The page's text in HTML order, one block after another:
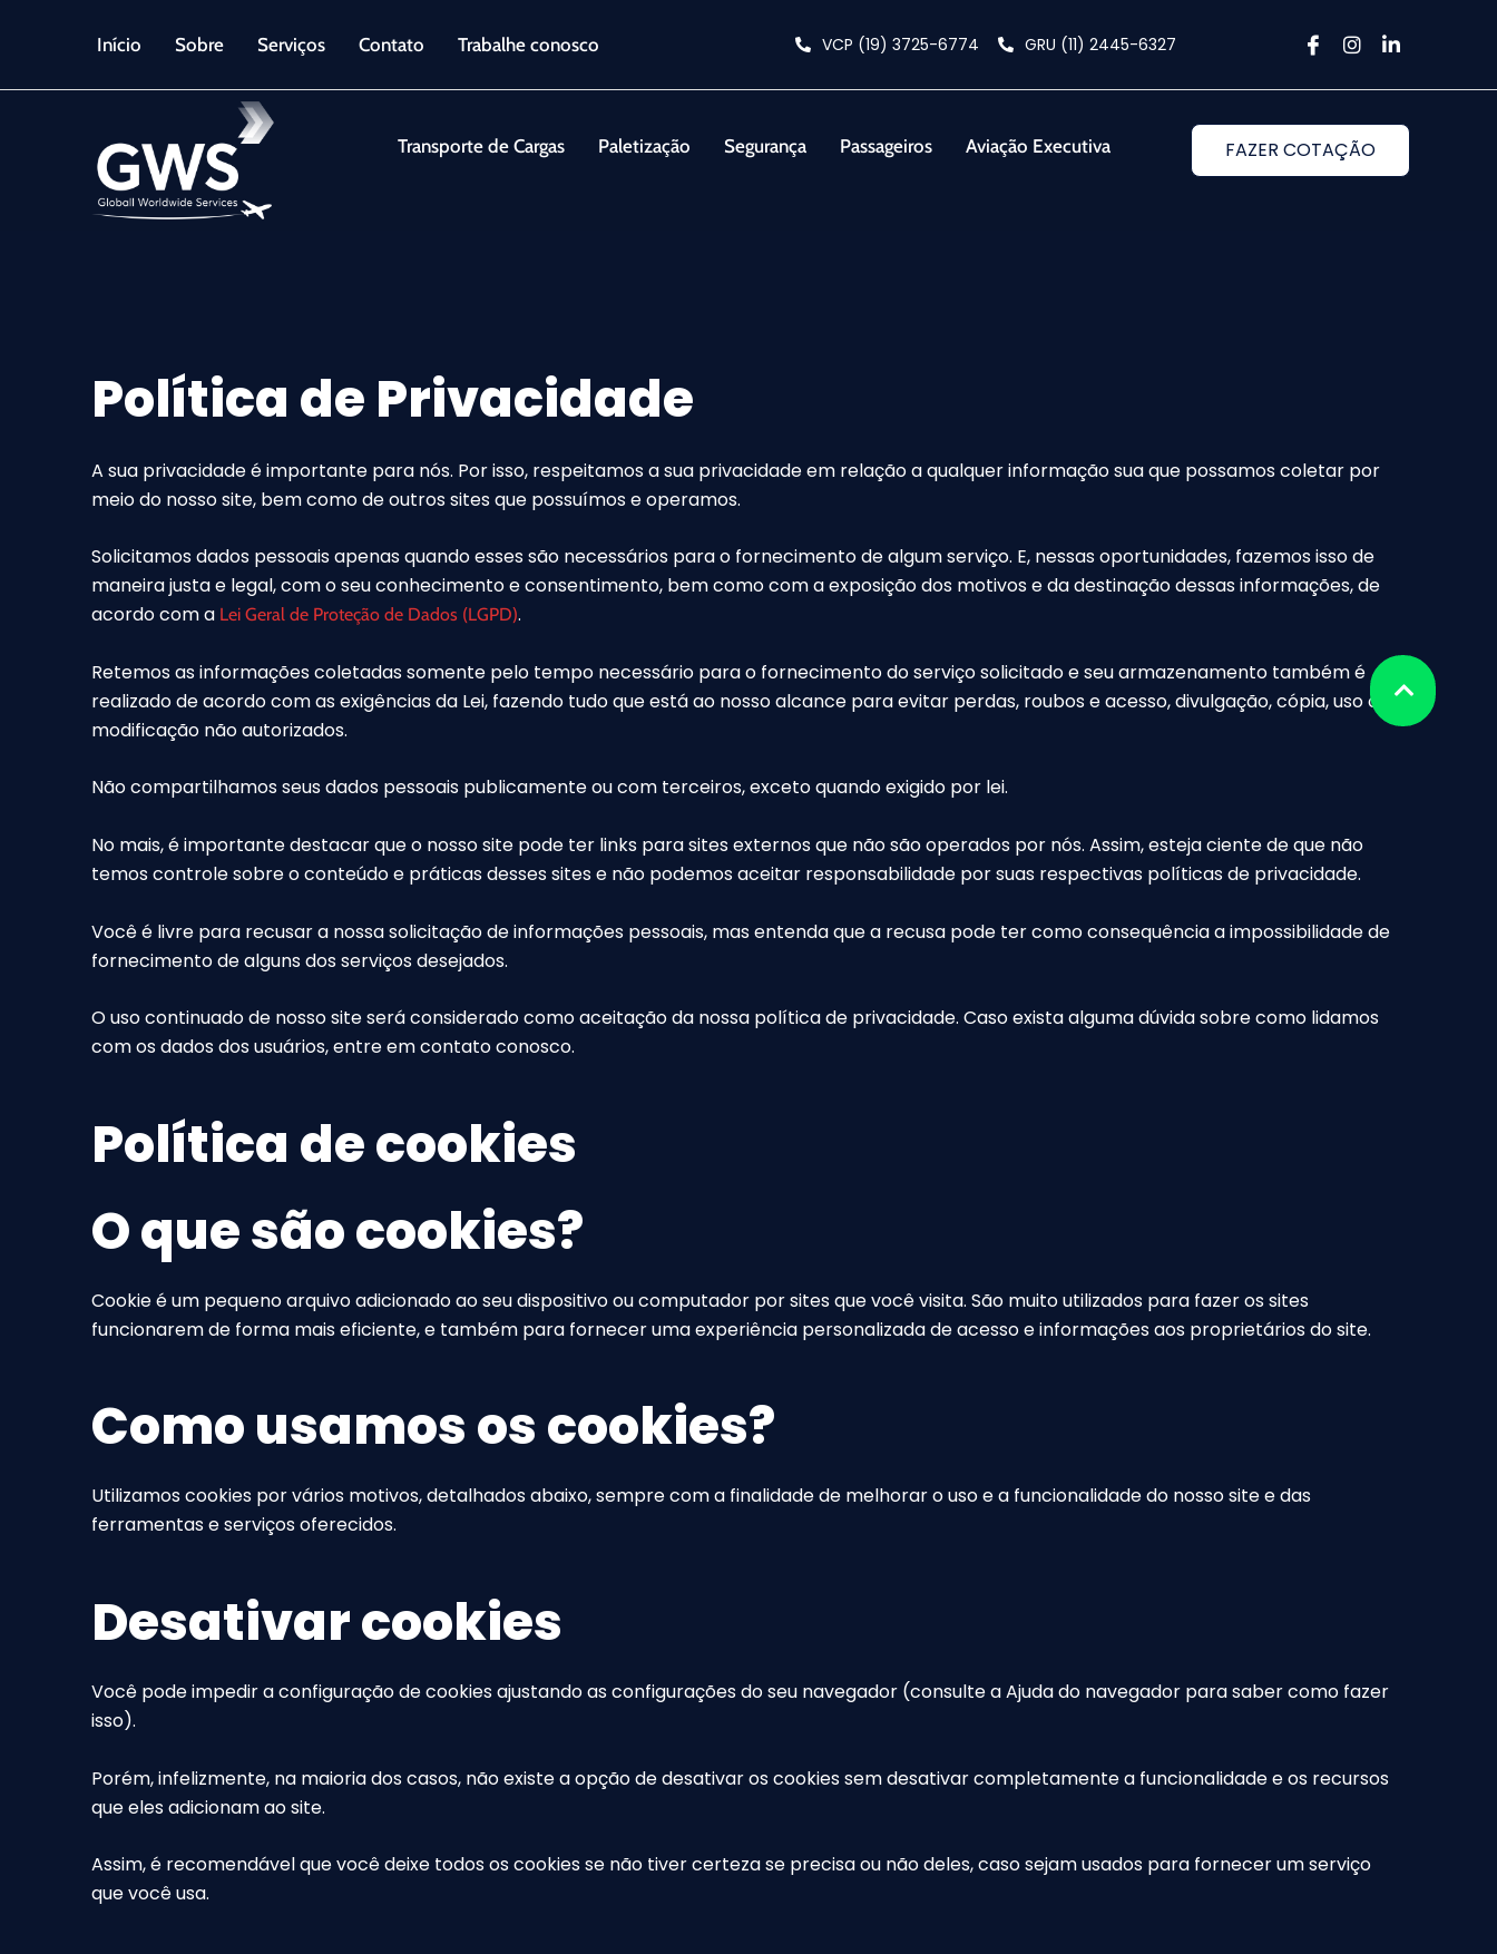
Início Sobre Serviços Contato Trabalhe conosco VCP (19) 3725-6774 GRU (11) 2445-6327
Transporte de Cargas Paletização Segurança Passageiros Aviação Executiva FAZER COTAÇÃO
Política de Privacidade
A sua privacidade é importante para nós. Por isso, respeitamos a sua privacidade em relação a qualquer informação sua que possamos coletar por
meio do nosso site, bem como de outros sites que possuímos e operamos.
Solicitamos dados pessoais apenas quando esses são necessários para o fornecimento de algum serviço. E, nessas oportunidades, fazemos isso de
maneira justa e legal, com o seu conhecimento e consentimento, bem como com a exposição dos motivos e da destinação dessas informações, de
acordo com a Lei Geral de Proteção de Dados (LGPD).
Retemos as informações coletadas somente pelo tempo necessário para o fornecimento do serviço solicitado e seu armazenamento também é
realizado de acordo com as exigências da Lei, fazendo tudo que está ao nosso alcance para evitar perdas, roubos e acesso, divulgação, cópia, uso ou
modificação não autorizados.
Não compartilhamos seus dados pessoais publicamente ou com terceiros, exceto quando exigido por lei.
No mais, é importante destacar que o nosso site pode ter links para sites externos que não são operados por nós. Assim, esteja ciente de que não
temos controle sobre o conteúdo e práticas desses sites e não podemos aceitar responsabilidade por suas respectivas políticas de privacidade.
Você é livre para recusar a nossa solicitação de informações pessoais, mas entenda que a recusa pode ter como consequência a impossibilidade de
fornecimento de alguns dos serviços desejados.
O uso continuado de nosso site será considerado como aceitação da nossa política de privacidade. Caso exista alguma dúvida sobre como lidamos
com os dados dos usuários, entre em contato conosco.
Política de cookies
O que são cookies?
Cookie é um pequeno arquivo adicionado ao seu dispositivo ou computador por sites que você visita. São muito utilizados para fazer os sites
funcionarem de forma mais eficiente, e também para fornecer uma experiência personalizada de acesso e informações aos proprietários do site.
Como usamos os cookies?
Utilizamos cookies por vários motivos, detalhados abaixo, sempre com a finalidade de melhorar o uso e a funcionalidade do nosso site e das
ferramentas e serviços oferecidos.
Desativar cookies
Você pode impedir a configuração de cookies ajustando as configurações do seu navegador (consulte a Ajuda do navegador para saber como fazer
isso).
Porém, infelizmente, na maioria dos casos, não existe a opção de desativar os cookies sem desativar completamente a funcionalidade e os recursos
que eles adicionam ao site.
Assim, é recomendável que você deixe todos os cookies se não tiver certeza se precisa ou não deles, caso sejam usados para fornecer um serviço
que você usa.